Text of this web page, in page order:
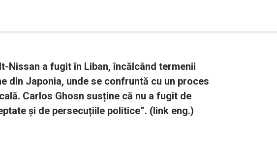
Nissan a fugit în Liban, încălcând termenii
din Japonia, unde se confruntă cu un proces
Carlos Ghosn susține că nu a fugit de
și de persecuțiile politice”. (link eng.)